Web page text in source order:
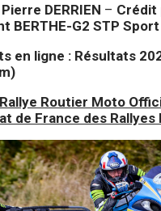
Pierre DERRIEN – Crédit
BERTHE-G2 STP Sport
en ligne : Résultats
Rallye Routier Moto
de France des Rallyes